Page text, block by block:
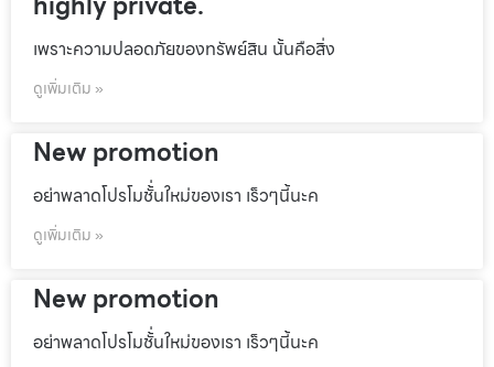
เพราะความปลอดภัยของทรัพย์สิน นั้นคือสิ่ง
ดูเพิ่มเติม »
New promotion
อย่าพลาดโปรโมชั้่นใหม่ของเรา เร็วๆนี้นะค
ดูเพิ่มเติม »
New promotion
อย่าพลาดโปรโมชั้่นใหม่ของเรา เร็วๆนี้นะค